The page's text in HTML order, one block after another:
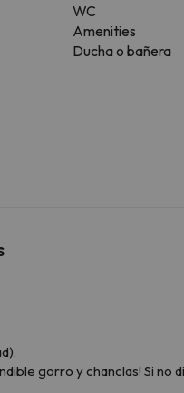
WC
Amenities
Ducha o bañera
gorro y chanclas! Si